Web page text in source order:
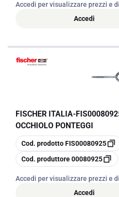
Accedi per visualizzare prezzi e
Accedi
FISCHER ITALIA-
OCCHIOLO PONTEGGI
copia
Cod. prodottoFIS00080925
copia
Cod. produttore00080925
Accedi per visualizzare prezzi e
Accedi